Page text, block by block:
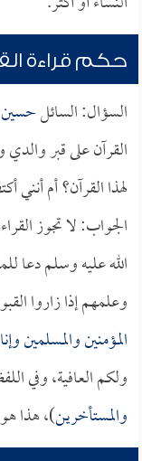
حكم قراءة
السؤال: السائلحسين
القرآن على قبر
لهذا القرآن؟ أم أنني
الجواب: لا تجوز
الله عليه وسلم دعا
وعلمهم إذا زاروا
المؤمنين والمسلمين
ولكم العافية، وفي
والمستأخرين)، هذا